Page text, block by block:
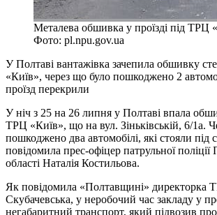
Металева обшивка у проїзді під ТРЦ
Фото: pl.npu.gov.ua
У Полтаві вантажівка зачепила обшивку
«Київ», через що було пошкоджено 2
проїзд перекрили
У ніч з 25 на 26 липня у Полтаві впала
ТРЦ «Київ», що на вул. Зіньківській, 6/1а.
пошкоджено два автомобілі, які стояли під
повідомила прес-офіцер патрульної поліції
області Наталія Костильова.
Як повідомила «Полтавщині» директорка
Скубачевська, у неробочий час закладу у
негабаритний транспорт, який підвозив